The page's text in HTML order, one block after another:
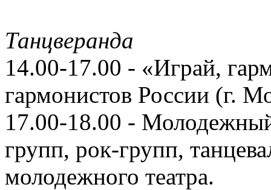
Танцверанда
14.00-17.00 - «Играй,
гармонистов России (г.
17.00-18.00 -
групп, рок-групп,
молодежного театра.